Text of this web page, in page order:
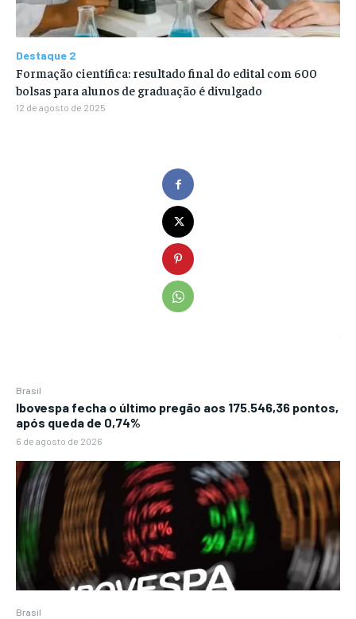
Brasil
Ibovespa fecha o último pregão aos 175.546,36 pontos,
após queda de 0,74%
6 de agosto de 2026
Brasil
Destaque 2
Formação científica: resultado final do edital com 600
bolsas para alunos de graduação é divulgado
12 de agosto de 2025